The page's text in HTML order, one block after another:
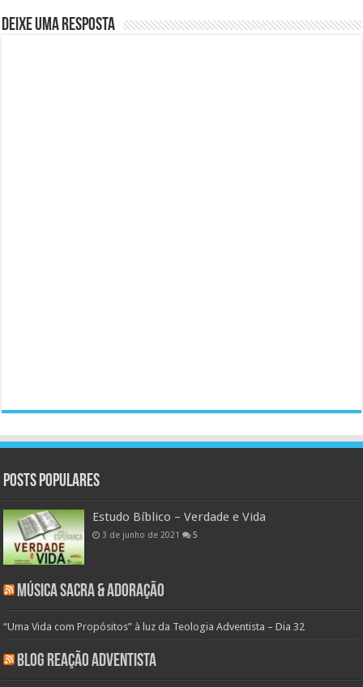
Deixe uma resposta
Posts populares
Estudo Bíblico – Verdade e Vida
3 de junho de 2021 5
Música Sacra & Adoração
“Uma Vida com Propósitos” à luz da Teologia Adventista – Dia 32
Blog Reação Adventista